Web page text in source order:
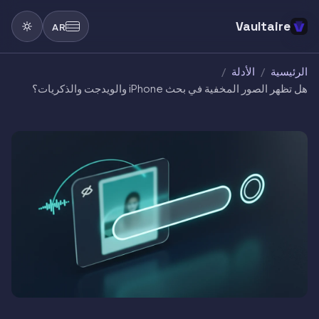
Vaultaire
AR
الرئيسية / الأدلة /
هل تظهر الصور المخفية في بحث iPhone والويدجت والذكريات؟